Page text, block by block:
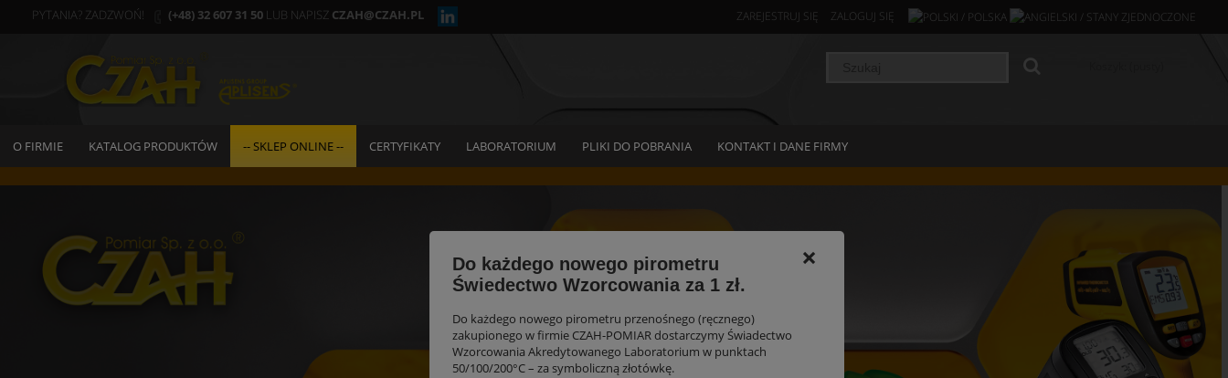
PYTANIA? ZADZWOŃ! (+48) 32 607 31 50 LUB NAPISZ CZAH@CZAH.PL ZAREJESTRUJ SIĘ ZALOGUJ SIĘ
O FIRMIE KATALOG PRODUKTÓW -- SKLEP ONLINE -- CERTYFIKATY LABORATORIUM PLIKI DO POBRANIA KONTAKT I DANE FIRMY
Do każdego nowego pirometru
Świedectwo Wzorcowania za 1 zł.
×
Do każdego nowego pirometru przenośnego (ręcznego)
zakupionego w firmie CZAH-POMIAR dostarczymy Świadectwo
Wzorcowania Akredytowanego Laboratorium w punktach
50/100/200°C – za symboliczną złotówkę.